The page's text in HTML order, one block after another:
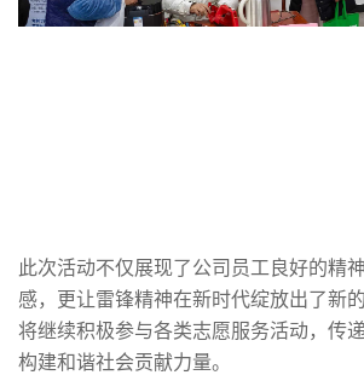
此次活动不仅展现了公司员工良好的精
感，更让雷锋精神在新时代绽放出了新
将继续积极参与各类志愿服务活动，传
构建和谐社会贡献力量。